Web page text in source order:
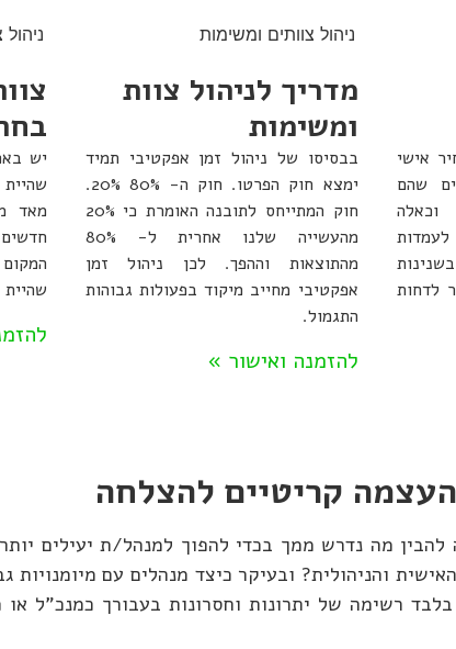
אישי
שהם
לדחות
ניהול צוותים ומשימות
מדריך לניהול צוות
ומשימות
בבסיסו של ניהול זמן אפקטיבי תמיד
ימצא חוק הפרטו. חוק ה- 80% 20%.
חוק המתייחס לתובנה האומרת כי 20%
מהעשייה שלנו אחרית ל- 80%
מהתוצאות וההפך. לכן ניהול זמן
אפקטיבי מחייב מיקוד בפעולות גבוהות
התגמול.
להזמנה ואישור »
יש
מאד
קריטיים להצלחה
על 1 נוכל יחד במפגשי הלמידה להבין מה נדרש ממך בכדי להפוך למנהל/ת
והניהולית? ובעיקר כיצד מנהלים עם מיומנויות
רשימה של יתרונות וחסרונות בעבורך כמנכ"ל או